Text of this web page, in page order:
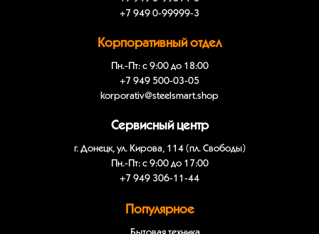
+7 949 0-99999-3
Корпоративный отдел
Пн.-Пт: с 9:00 до 18:00
+7 949 500-03-05
korporativ@steelsmart.shop
Сервисный центр
г. Донецк, ул. Кирова, 114 (пл. Свободы)
Пн.-Пт: с 9:00 до 17:00
+7 949 306-11-44
Популярное